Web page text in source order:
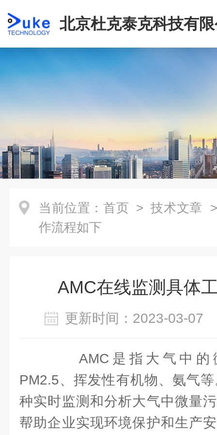
北京杜克泰克科技有
当前位置： 首页 > 技术文章
作流程如下
AMC在线监测具体
更新时间：2023-03-
AMC是指大气中的
PM2.5、挥发性有机物、氨气
种实时监测和分析大气中微量
帮助企业实现环境保护和生产